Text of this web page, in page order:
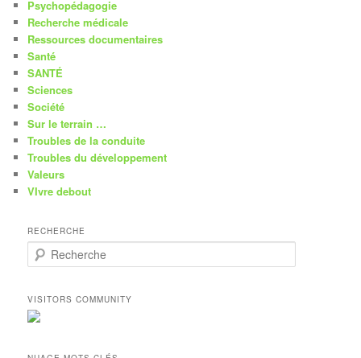
Psychopédagogie
Recherche médicale
Ressources documentaires
Santé
SANTÉ
Sciences
Société
Sur le terrain …
Troubles de la conduite
Troubles du développement
Valeurs
VIvre debout
RECHERCHE
e
h
e
r
VISITORS COMMUNITY